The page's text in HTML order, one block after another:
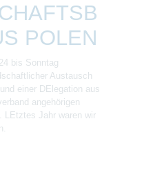
POLEN
bis Sonntag
Austausch
einer DElegation aus
angehörigen
LEtztes Jahr waren wir